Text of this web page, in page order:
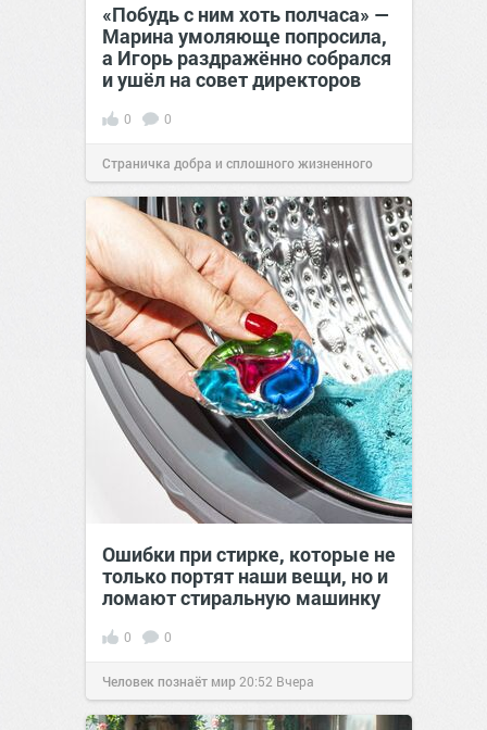
«Побудь с ним хоть полчаса» —
Марина умоляюще попросила,
а Игорь раздражённо собрался
и ушёл на совет директоров
0 0
Страничка добра и сплошного жизненного
позитива!19:38Вчера
Ошибки при стирке, которые не
только портят наши вещи, но и
ломают стиральную машинку
0 0
Человек познаёт мир 20:52 Вчера